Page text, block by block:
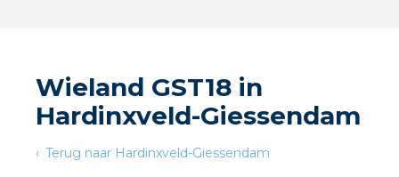
Wieland GST18 in
Hardinxveld-Giessendam
Terug naar Hardinxveld-Giessendam